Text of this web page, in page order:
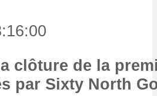
clôture de la
par Sixty North